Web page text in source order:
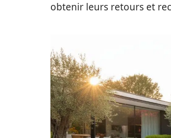
obtenir leurs retours et